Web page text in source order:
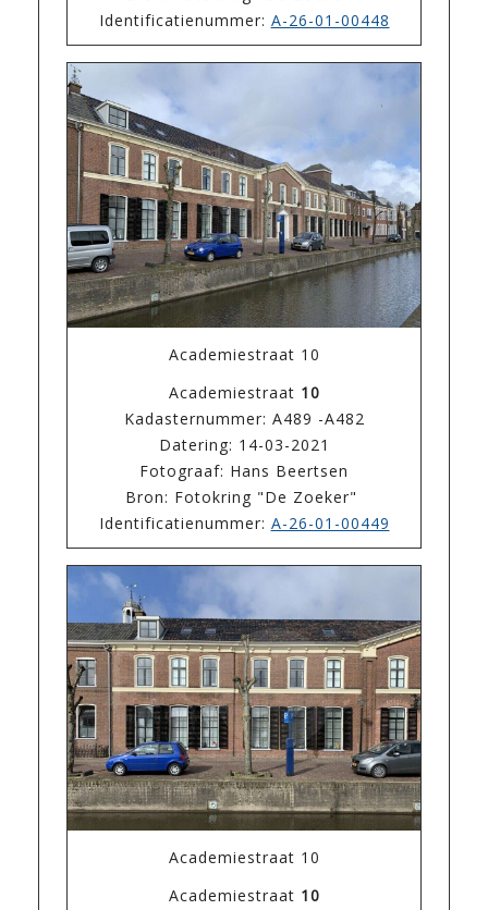
Identificatienummer: A-26-01-00448
Academiestraat 10
Academiestraat 10
Kadasternummer: A489 -A482
Datering: 14-03-2021
Fotograaf: Hans Beertsen
Bron: Fotokring "De Zoeker"
Identificatienummer: A-26-01-00449
Academiestraat 10
Academiestraat 10